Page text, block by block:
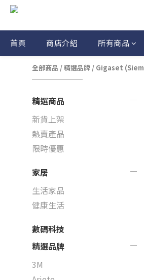
首頁 商店介紹 所有商品
全部商品 /精選品牌 / Gigaset
精選商品
新貨上架
熱賣產品
限時優惠
家居
生活家品
健康生活
數碼科技
精選品牌
3M